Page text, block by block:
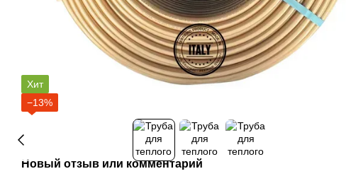
Хит
−13%
Новый отзыв или комментарий